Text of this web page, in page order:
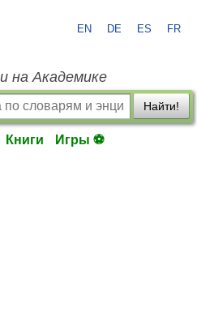
EN DE ES FR
на Академике
Найти!
Книги Игры ⚽